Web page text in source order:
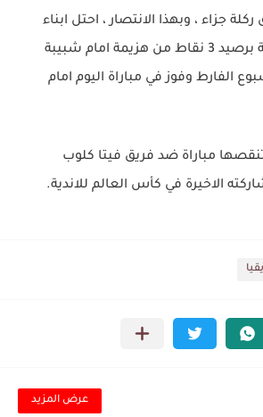
طريق ركلة جزاء ، وبهذا الانتصار ، احتل ابناء
النفطي المرتبة الثالثة برصيد 3 نقاط من هزيمة امام شبيبة
الفارط وفوز في مباراة اليوم امام
تنقصها مباراة ضد فريق فيتا كلوب
الاخيرة في كأس العالم للاندية.
عرض المزيد